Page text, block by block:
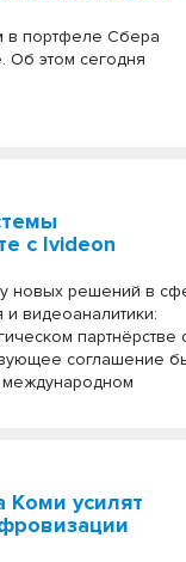
в портфеле Сбера
Об этом сегодня
с Ivideon
новых решений в
видеоаналитики:
партнёрстве
соглашение
международном
Коми усилят